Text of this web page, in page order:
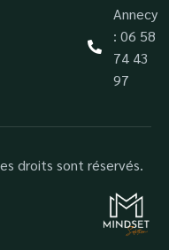
Annecy
: 06 58
74 43
97
droits sont réservés.